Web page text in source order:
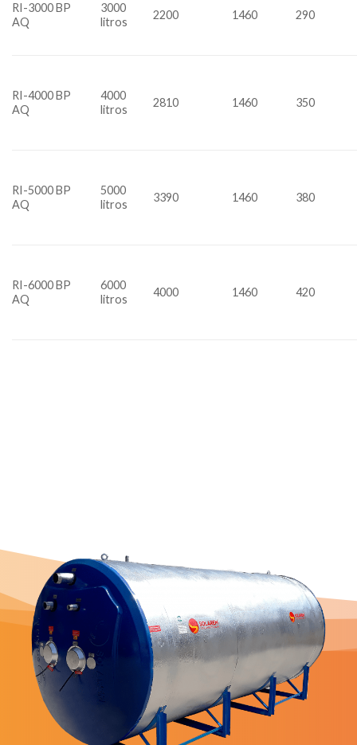
RI-3000 BP
AQ
3000
litros
2200 1460 290
RI-4000 BP
AQ
4000
litros
2810 1460 350
RI-5000 BP
AQ
5000
litros
3390 1460 380
RI-6000 BP
AQ
6000
litros
4000 1460 420